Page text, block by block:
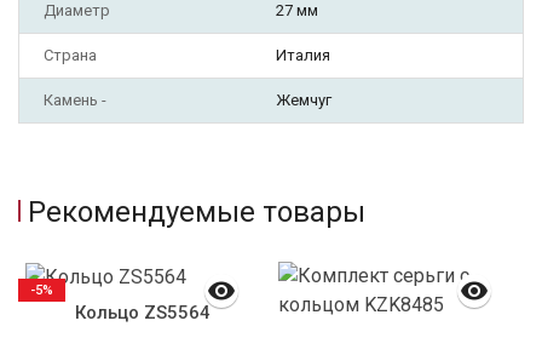
Диаметр 27 мм
Страна Италия
Камень - Жемчуг
Рекомендуемые товары
Кольцо ZS5564
-5%